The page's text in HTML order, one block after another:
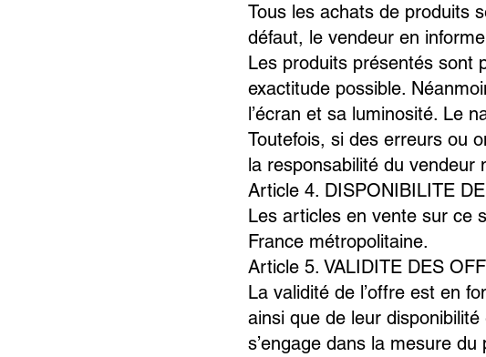
Tous les achats de produits
défaut, le vendeur en
Les produits présentés sont
exactitude possible.
l’écran et sa luminosité. Le
Toutefois, si des erreurs ou
la responsabilité du vendeur
Article 4. DISPONIBILITE
Les articles en vente sur ce
France métropolitaine.
Article 5. VALIDITE DES
La validité de l’offre est en
ainsi que de leur
s’engage dans la mesure